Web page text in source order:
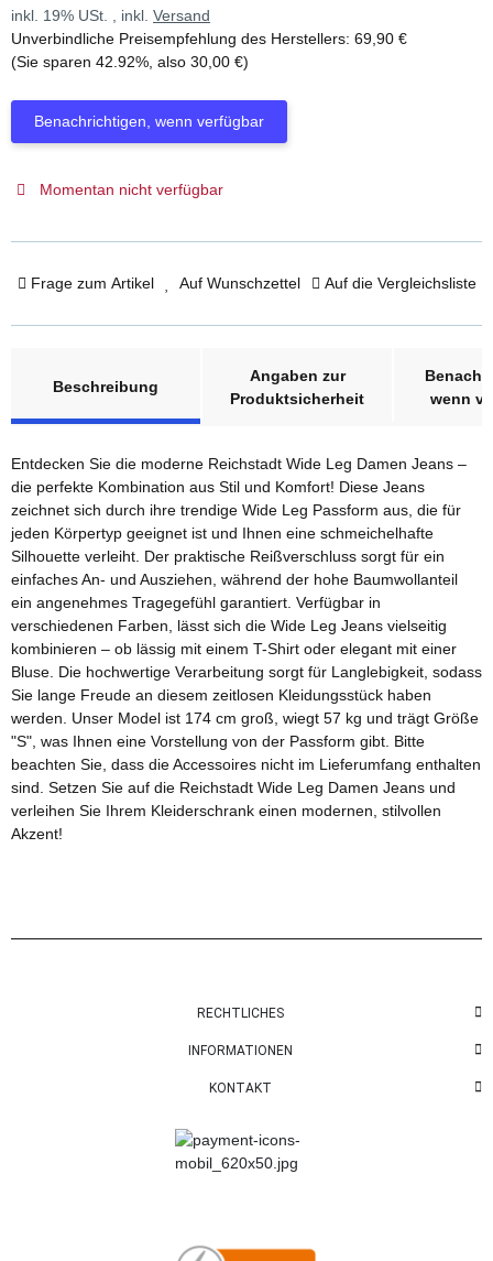
inkl. 19% USt. , inkl. Versand
Unverbindliche Preisempfehlung des Herstellers: 69,90 €
(Sie sparen 42.92% , also 30,00 €)
Benachrichtigen, wenn verfügbar
Momentan nicht verfügbar
Frage zum Artikel Auf Wunschzettel Auf die Vergleichsliste
Beschreibung
Angaben zur
Produktsicherheit
wenn
Entdecken Sie die moderne Reichstadt Wide Leg Damen Jeans –
die perfekte Kombination aus Stil und Komfort! Diese Jeans
zeichnet sich durch ihre trendige Wide Leg Passform aus, die für
jeden Körpertyp geeignet ist und Ihnen eine schmeichelhafte
Silhouette verleiht. Der praktische Reißverschluss sorgt für ein
einfaches An- und Ausziehen, während der hohe Baumwollanteil
ein angenehmes Tragegefühl garantiert. Verfügbar in
verschiedenen Farben, lässt sich die Wide Leg Jeans vielseitig
kombinieren – ob lässig mit einem T-Shirt oder elegant mit einer
Bluse. Die hochwertige Verarbeitung sorgt für Langlebigkeit, sodass
Sie lange Freude an diesem zeitlosen Kleidungsstück haben
werden. Unser Model ist 174 cm groß, wiegt 57 kg und trägt Größe
"S", was Ihnen eine Vorstellung von der Passform gibt. Bitte
beachten Sie, dass die Accessoires nicht im Lieferumfang enthalten
sind. Setzen Sie auf die Reichstadt Wide Leg Damen Jeans und
verleihen Sie Ihrem Kleiderschrank einen modernen, stilvollen
Akzent!
RECHTLICHES
INFORMATIONEN
KONTAKT